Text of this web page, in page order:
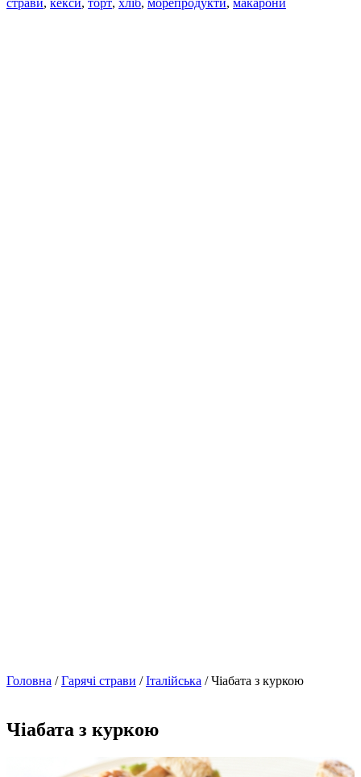
страви, кекси, торт, хліб, морепродукти, макарони
Головна /Гарячі страви /Італійська / Чіабата з куркою
Чіабата з куркою